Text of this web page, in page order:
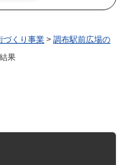
づくり事業 > 調布駅前広場の
果